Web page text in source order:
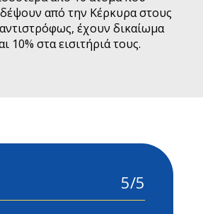
από την Κέρκυρα στους
έχουν δικαίωμα
10% στα εισιτήριά τους.
5/5